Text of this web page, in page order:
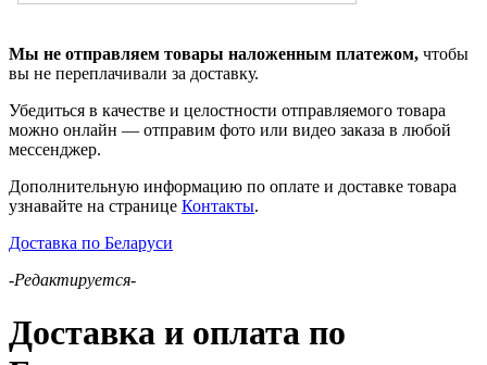
Мы не отправляем товары наложенным платежом, чтобы
вы не переплачивали за доставку.
Убедиться в качестве и целостности отправляемого товара
можно онлайн — отправим фото или видео заказа в любой
мессенджер.
Дополнительную информацию по оплате и доставке товара
узнавайте на странице Контакты.
Доставка по Беларуси
-Редактируется-
Доставка и оплата по